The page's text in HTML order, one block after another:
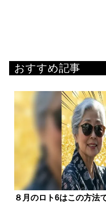
おすすめ記事
８月のロト6はこの方法